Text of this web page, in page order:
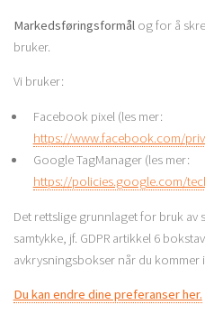
Markedsføringsformålog for å
bruker.
Vi bruker:
Facebook pixel (les mer:
https://www.facebook.com/
Google TagManager (les mer:
https://policies.google.com/
Det rettslige grunnlaget for bruk av
samtykke, jf. GDPR artikkel 6
avkrysningsbokser når du kommer
Du kan endre dine preferanser her.